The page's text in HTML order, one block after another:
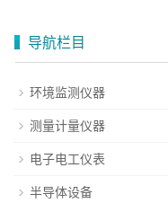
导航栏目
环境监测仪器
测量计量仪器
电子电工仪表
半导体设备